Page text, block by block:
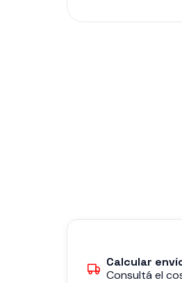
Calcular
Consultá el